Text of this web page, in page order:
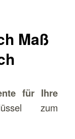
Maß
für Ihre
zum